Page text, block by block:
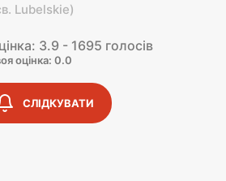
Lubelskie)
3.9 - 1695 голосів
оцінка: 0.0
СЛІДКУВАТИ